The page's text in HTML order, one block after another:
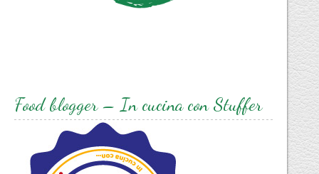
Food blogger – In cucina con Stuffer